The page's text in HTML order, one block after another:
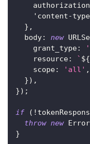
authorization
'content-
} ,
body: new
grant_type:
resource: ` ${
scope: 'all' ,
}) ,
}) ;
if ( !
throw new Error
}